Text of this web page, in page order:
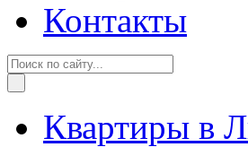
Контакты
Квартиры в